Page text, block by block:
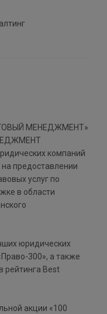
компаний
на предоставлении
услуг по
в области
юридических
300», а также
рейтинга Best
акции «100